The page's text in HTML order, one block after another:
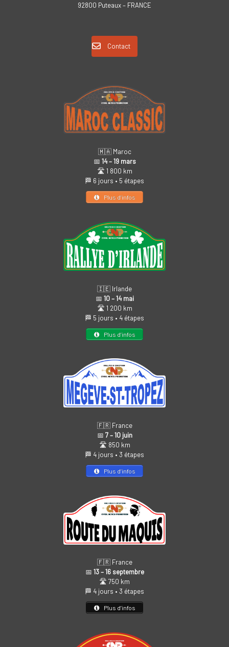
92800 Puteaux – FRANCE
Contact
🇲🇦 Maroc
📅 14 – 19 mars
🛣️ 1 800 km
🏁 6 jours • 5 étapes
Plus d’infos
🇮🇪 Irlande
📅 10 – 14 mai
🛣️ 1 200 km
🏁 5 jours • 4 étapes
Plus d’infos
🇫🇷 France
📅 7 – 10 juin
🛣️ 850 km
🏁 4 jours • 3 étapes
Plus d’infos
🇫🇷 France
📅 13 – 16 septembre
🛣️ 750 km
🏁 4 jours • 3 étapes
Plus d’infos